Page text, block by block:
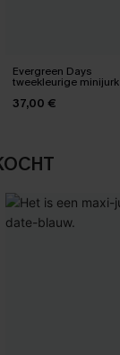
Evergreen Days
tweekleurige minijurk
37,00 €